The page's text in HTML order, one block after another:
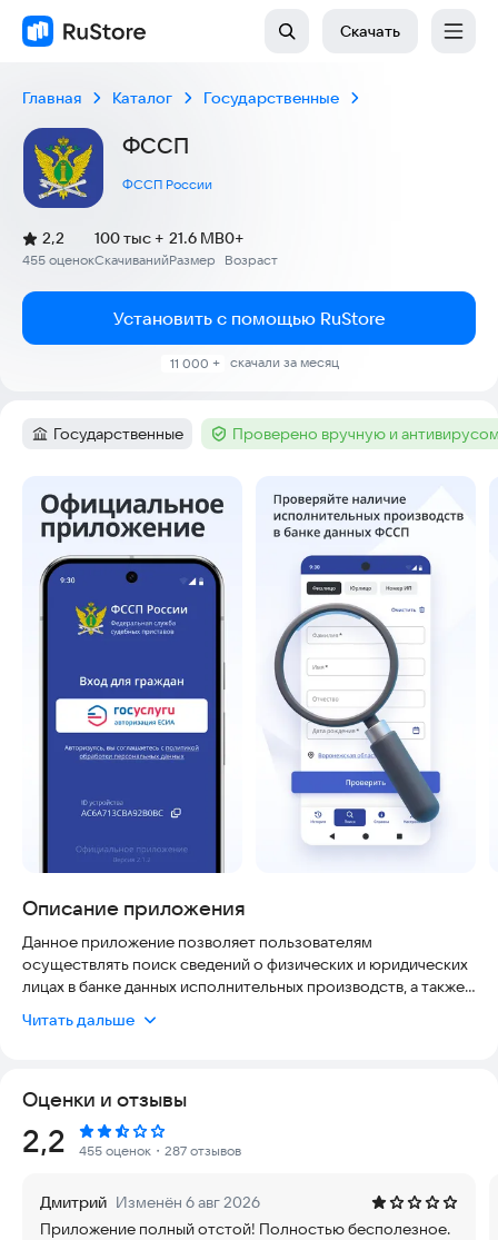
Скачать
Главная Каталог Государственные
ФССП
ФССП России
Рейтинг:
2,2
(
455 оценок
)
Скачиваний
100 тыс +
Размер
21.6 MB
Возраст
0+
Установить с помощью RuStore
11 000 + скачали за месяц
Категория:
Государственные Тег :Проверено вручную и
Скриншоты
Описание приложения
Данное приложение позволяет пользователям
осуществлять поиск сведений о физических и юридических
лицах в банке данных исполнительных производств, а также
в ФССП России.
Читать дальше
Оценки и отзывы
Рейтинг:
2,2 455 оценок ・287 отзывов
Дмитрий Изменён 6 авг 2026
Приложение полный отстой! Полностью бесполезное.